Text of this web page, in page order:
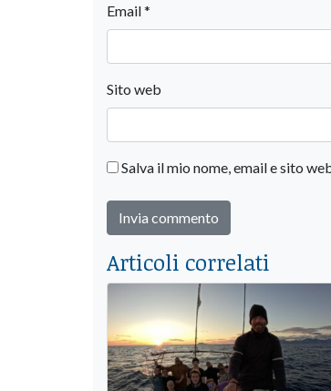
Email*
Sito web
Salva il mio nome, email e sito
Articoli correlati